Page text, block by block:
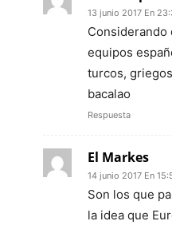
13 junio 2017 En
Considerando
equipos
turcos,
bacalao
Respuesta
El Markes
14 junio 2017 En
Son los que
la idea que